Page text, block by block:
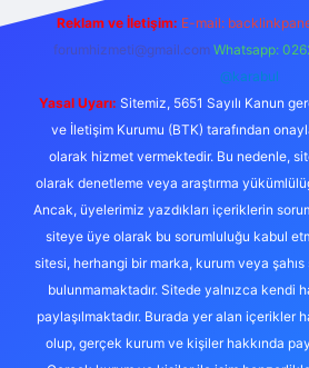
Reklam ve İletişim: E-mail:
forumhizmeti@gmail.com Whatsapp:
@karabul
Yasal Uyarı: Sitemiz, 5651 Sayılı Kanun
ve İletişim Kurumu (BTK) tarafından
olarak hizmet vermektedir. Bu nedenle,
olarak denetleme veya araştırma
Ancak, üyelerimiz yazdıkları içeriklerin
siteye üye olarak bu sorumluluğu kabul
sitesi, herhangi bir marka, kurum veya şahıs
bulunmamaktadır. Sitede yalnızca kendi
paylaşılmaktadır. Burada yer alan içerikler
olup, gerçek kurum ve kişiler hakkında